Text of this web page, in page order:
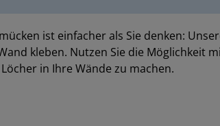
ist einfacher als Sie denken:
kleben. Nutzen Sie die Möglichkeit
in Ihre Wände zu machen.